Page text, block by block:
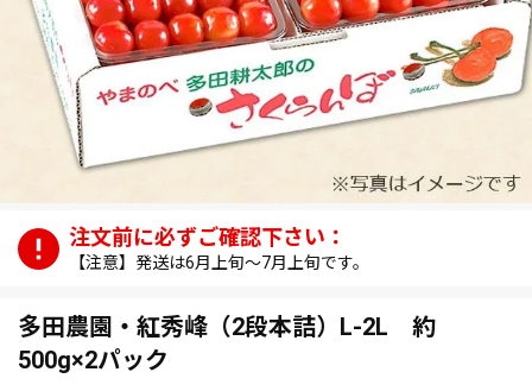
【注意】発送は6月上旬～7月上旬です。
多田農園・紅秀峰（2段本詰）L-2L 約
500g×2パック